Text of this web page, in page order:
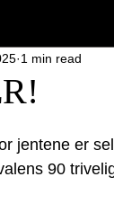
1 min read
jentene er
90